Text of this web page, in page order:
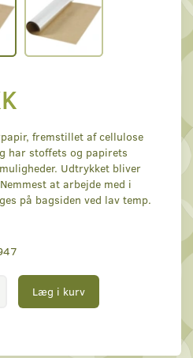
fremstillet af cellulose
har stoffets og papirets
Udtrykket bliver
at arbejde med i
på bagsiden ved lav temp.
Læg i kurv